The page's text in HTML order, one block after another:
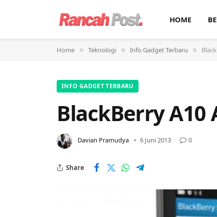
HOME
Home » Teknologi » Info Gadget Terbaru »
INFO GADGET TERBARU
BlackBerry
Davian Pramudya 6 Juni 2013 0
Share